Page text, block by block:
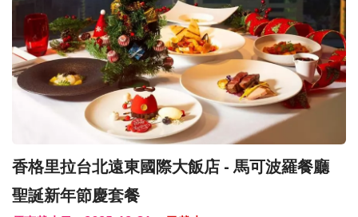
香格里拉台北遠東國際大飯店 - 馬可波羅餐廳
聖誕新年節慶套餐